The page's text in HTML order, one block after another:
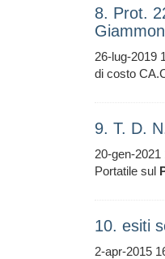
8. Prot.
26-lug-2019
di costo
9. T. D.
20-gen-2021
Portatile sul
10. esiti
2-apr-2015